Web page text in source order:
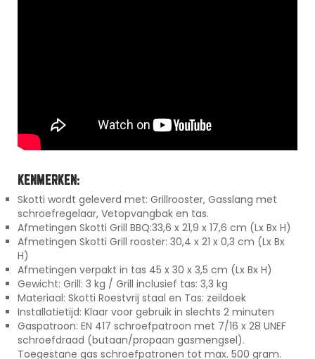
KENMERKEN:
Skotti wordt geleverd met: Grillrooster, Gasslang met
schroefregelaar, Vetopvangbak en tas.
Afmetingen Skotti Grill BBQ:33,6 x 21,9 x 17,6 cm (Lx Bx H)
Afmetingen Skotti Grill rooster: 30,4 x 21 x 0,3 cm (Lx Bx
H)
Afmetingen verpakt in tas 45 x 30 x 3,5 cm (Lx Bx H)
Gewicht: Grill: 3 kg / Grill inclusief tas: 3,3 kg
Materiaal: Skotti Roestvrij staal en Tas: zeildoek
Installatietijd: Klaar voor gebruik in slechts 2 minuten
Gaspatroon: EN 417 schroefpatroon met 7/16 x 28 UNEF
schroefdraad (butaan/propaan gasmengsel).
Toegestane gas schroefpatronen tot max. 500 gram.